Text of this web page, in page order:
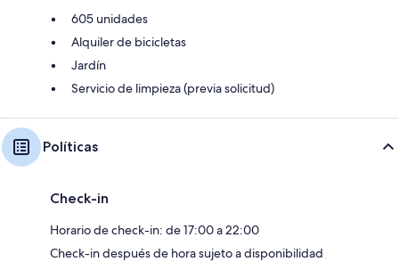
605 unidades
Alquiler de bicicletas
Jardín
Servicio de limpieza (previa solicitud)
Políticas
Check-in
Horario de check-in: de 17:00 a 22:00
Check-in después de hora sujeto a disponibilidad